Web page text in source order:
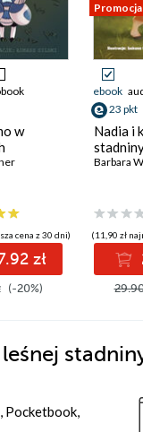
w
cena z 30 dni)
zł
(-20%)
Promocja
ebook
23 pkt
Nadia i
Barbara
(11,90 zł
Pocketbook,